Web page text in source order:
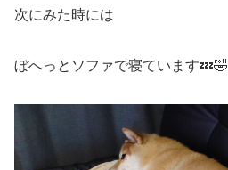
次にみた時には
ぼへっとソファで寝ています💤🤣